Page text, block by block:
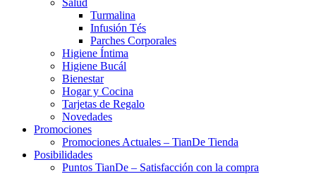
Salud
Turmalina
Infusión Tés
Parches Corporales
Higiene Íntima
Higiene Bucál
Bienestar
Hogar y Cocina
Tarjetas de Regalo
Novedades
Promociones
Promociones Actuales – TianDe Tienda
Posibilidades
Puntos TianDe – Satisfacción con la compra